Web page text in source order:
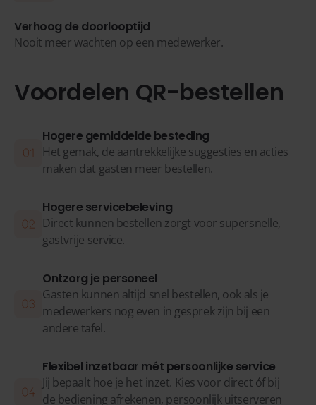
Verhoog de doorlooptijd
Nooit meer wachten op een medewerker.
Voordelen QR-bestellen
Hogere gemiddelde besteding
Het gemak, de aantrekkelijke suggesties en acties
maken dat gasten meer bestellen.
Hogere servicebeleving
Direct kunnen bestellen zorgt voor supersnelle,
gastvrije service.
Ontzorg je personeel
Gasten kunnen altijd snel bestellen, ook als je
medewerkers nog even in gesprek zijn bij een
andere tafel.
Flexibel inzetbaar mét persoonlijke service
Jij bepaalt hoe je het inzet. Kies voor direct óf bij
de bediening afrekenen, persoonlijk uitserveren